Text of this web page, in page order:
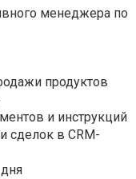
менеджера по
продуктов
и инструкций
сделок в CRM-